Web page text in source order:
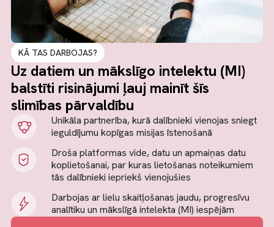
KĀ TAS DARBOJAS?
Uz datiem un mākslīgo intelektu (MI)
balstīti risinājumi ļauj mainīt šīs
slimības pārvaldību
Unikāla partnerība, kurā dalībnieki vienojas sniegt
ieguldījumu kopīgas misijas īstenošanā
Droša platformas vide, datu un apmaiņas datu
koplietošanai, par kuras lietošanas noteikumiem
tās dalībnieki iepriekš vienojušies
Darbojas ar lielu skaitļošanas jaudu, progresīvu
analītiku un mākslīgā intelekta (MI) iespējām